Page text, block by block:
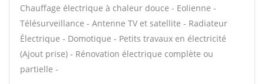
Chauffage électrique à chaleur douce - Eolienne -
Télésurveillance - Antenne TV et satellite - Radiateur
Électrique - Domotique - Petits travaux en électricité
(Ajout prise) - Rénovation électrique complète ou
partielle -